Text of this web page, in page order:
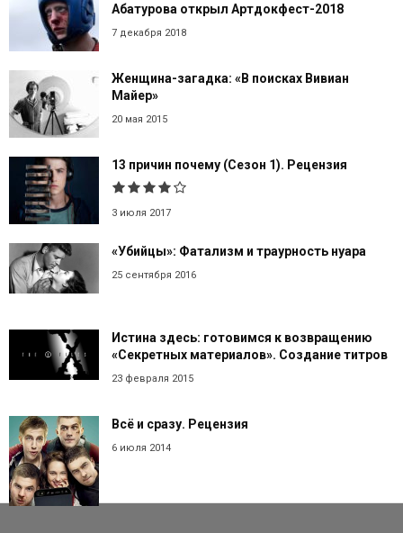
Абатурова открыл Артдокфест-2018
7 декабря 2018
Женщина-загадка: «В поисках Вивиан
Майер»
20 мая 2015
13 причин почему (Сезон 1). Рецензия
3 июля 2017
«Убийцы»: Фатализм и траурность нуара
25 сентября 2016
Истина здесь: готовимся к возвращению
«Секретных материалов». Создание титров
23 февраля 2015
Всё и сразу. Рецензия
6 июля 2014